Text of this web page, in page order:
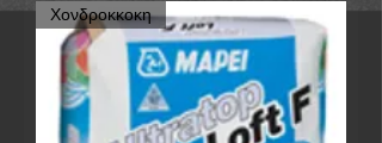
Χονδροκκοκη